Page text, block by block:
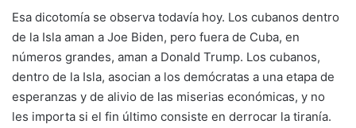
Esa dicotomía se observa todavía hoy. Los cubanos dentro
de la Isla aman a Joe Biden, pero fuera de Cuba, en
números grandes, aman a Donald Trump. Los cubanos,
dentro de la Isla, asocian a los demócratas a una etapa de
esperanzas y de alivio de las miserias económicas, y no
les importa si el fin último consiste en derrocar la tiranía.